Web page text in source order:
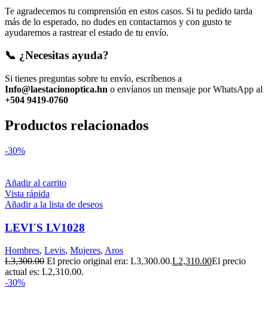
Te agradecemos tu comprensión en estos casos. Si tu pedido tarda
más de lo esperado, no dudes en contactarnos y con gusto te
ayudaremos a rastrear el estado de tu envío.
📞 ¿Necesitas ayuda?
Si tienes preguntas sobre tu envío, escríbenos a
Info@laestacionoptica.hn o envíanos un mensaje por WhatsApp al
+504 9419-0760
Productos relacionados
-30%
Añadir al carrito
Vista rápida
Añadir a la lista de deseos
LEVI´S LV1028
Hombres, Levis, Mujeres, Aros
L3,300.00 El precio original era: L3,300.00.L2,310.00El precio
actual es: L2,310.00.
-30%